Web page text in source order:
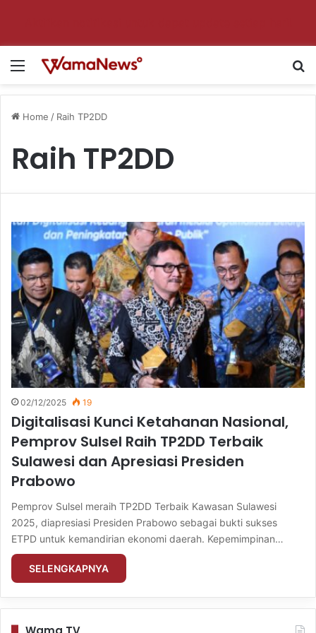
Menu
Home / Raih TP2DD
Raih TP2DD
02/12/2025 19
Digitalisasi Kunci Ketahanan Nasional,
Pemprov Sulsel Raih TP2DD Terbaik
Sulawesi dan Apresiasi Presiden
Prabowo
Pemprov Sulsel meraih TP2DD Terbaik Kawasan Sulawesi
2025, diapresiasi Presiden Prabowo sebagai bukti sukses
ETPD untuk kemandirian ekonomi daerah. Kepemimpinan…
SELENGKAPNYA